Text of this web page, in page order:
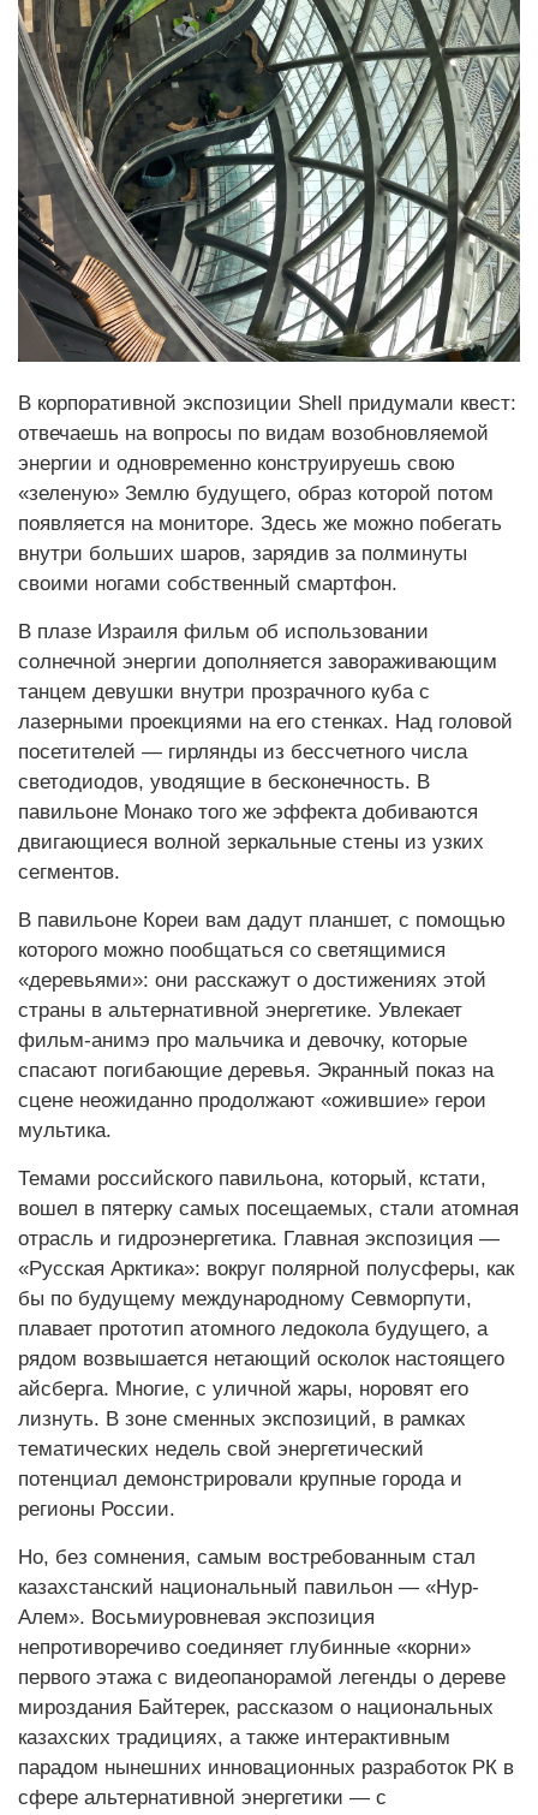
В корпоративной экспозиции Shell придумали квест:
отвечаешь на вопросы по видам возобновляемой
энергии и одновременно конструируешь свою
«зеленую» Землю будущего, образ которой потом
появляется на мониторе. Здесь же можно побегать
внутри больших шаров, зарядив за полминуты
своими ногами собственный смартфон.
В плазе Израиля фильм об использовании
солнечной энергии дополняется завораживающим
танцем девушки внутри прозрачного куба с
лазерными проекциями на его стенках. Над головой
посетителей — гирлянды из бессчетного числа
светодиодов, уводящие в бесконечность. В
павильоне Монако того же эффекта добиваются
двигающиеся волной зеркальные стены из узких
сегментов.
В павильоне Кореи вам дадут планшет, с помощью
которого можно пообщаться со светящимися
«деревьями»: они расскажут о достижениях этой
страны в альтернативной энергетике. Увлекает
фильм-анимэ про мальчика и девочку, которые
спасают погибающие деревья. Экранный показ на
сцене неожиданно продолжают «ожившие» герои
мультика.
Темами российского павильона, который, кстати,
вошел в пятерку самых посещаемых, стали атомная
отрасль и гидроэнергетика. Главная экспозиция —
«Русская Арктика»: вокруг полярной полусферы, как
бы по будущему международному Севморпути,
плавает прототип атомного ледокола будущего, а
рядом возвышается нетающий осколок настоящего
айсберга. Многие, с уличной жары, норовят его
лизнуть. В зоне сменных экспозиций, в рамках
тематических недель свой энергетический
потенциал демонстрировали крупные города и
регионы России.
Но, без сомнения, самым востребованным стал
казахстанский национальный павильон — «Нур-
Алем». Восьмиуровневая экспозиция
непротиворечиво соединяет глубинные «корни»
первого этажа с видеопанорамой легенды о дереве
мироздания Байтерек, рассказом о национальных
казахских традициях, а также интерактивным
парадом нынешних инновационных разработок РК в
сфере альтернативной энергетики — с